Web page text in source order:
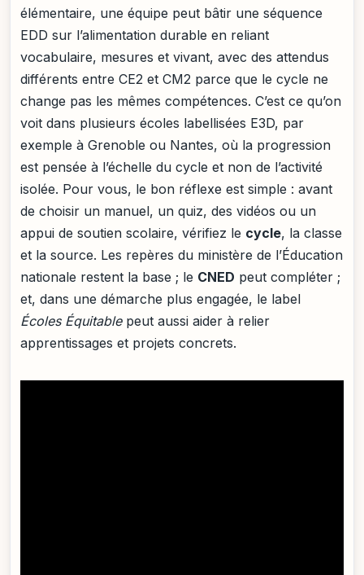
élémentaire, une équipe peut bâtir une séquence
EDD sur l’alimentation durable en reliant
vocabulaire, mesures et vivant, avec des attendus
différents entre CE2 et CM2 parce que le cycle ne
change pas les mêmes compétences. C’est ce qu’on
voit dans plusieurs écoles labellisées E3D, par
exemple à Grenoble ou Nantes, où la progression
est pensée à l’échelle du cycle et non de l’activité
isolée. Pour vous, le bon réflexe est simple : avant
de choisir un manuel, un quiz, des vidéos ou un
appui de soutien scolaire, vérifiez le cycle, la classe
et la source. Les repères du ministère de l’Éducation
nationale restent la base ; le CNED peut compléter ;
et, dans une démarche plus engagée, le label
Écoles Équitablepeut aussi aider à relier
apprentissages et projets concrets.